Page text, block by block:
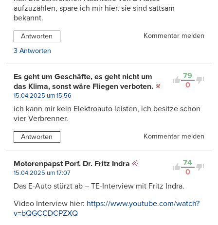
aufzuzählen, spare ich mir hier, sie sind sattsam
bekannt.
Antworten
Kommentar melden
3 Antworten
79
0
Es geht um Geschäfte, es geht nicht um
das Klima, sonst wäre Fliegen verboten.
15.04.2025 um 15:56
ich kann mir kein Elektroauto leisten, ich besitze schon
vier Verbrenner.
Antworten Kommentar melden
74
0
Motorenpapst Porf. Dr. Fritz Indra
15.04.2025 um 17:07
Das E-Auto stürzt ab – TE-Interview mit Fritz Indra.
Video Interview hier: https://www.youtube.com/watch?
v=bQGCCDCPZXQ